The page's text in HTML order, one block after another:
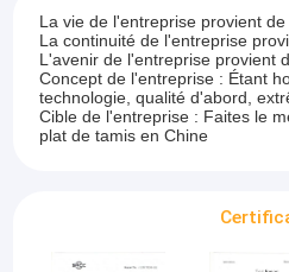
La vie de l'entreprise provient
La continuité de l'entreprise
L'avenir de l'entreprise provient
Concept de l'entreprise : Étant
technologie, qualité d'abord,
Cible de l'entreprise : Faites le
plat de tamis en Chine